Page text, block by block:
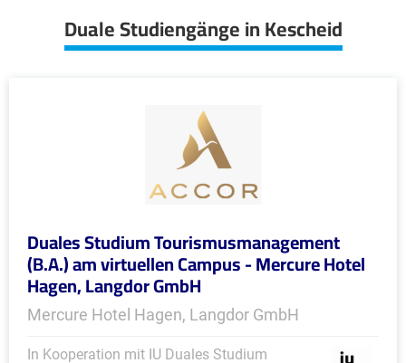
Duale Studiengänge in Kescheid
Duales Studium Tourismusmanagement
(B.A.) am virtuellen Campus - Mercure Hotel
Hagen, Langdor GmbH
Mercure Hotel Hagen, Langdor GmbH
In Kooperation mit IU Duales Studium